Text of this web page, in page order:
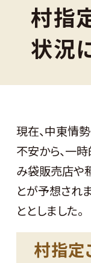
村指
状況
現在、中東情
不安から、一
み袋販売店や
とが予想され
ととしました。
村指定